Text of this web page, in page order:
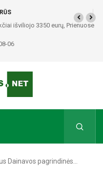
išviliojo 3350 eurų, Prienuose
rasti du mirę žmonės
06
Dainavos pagrindinės…